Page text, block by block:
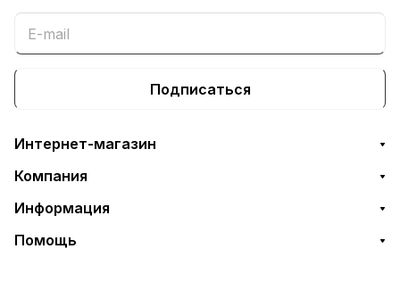
Подписаться
Интернет-магазин
Компания
Информация
Помощь